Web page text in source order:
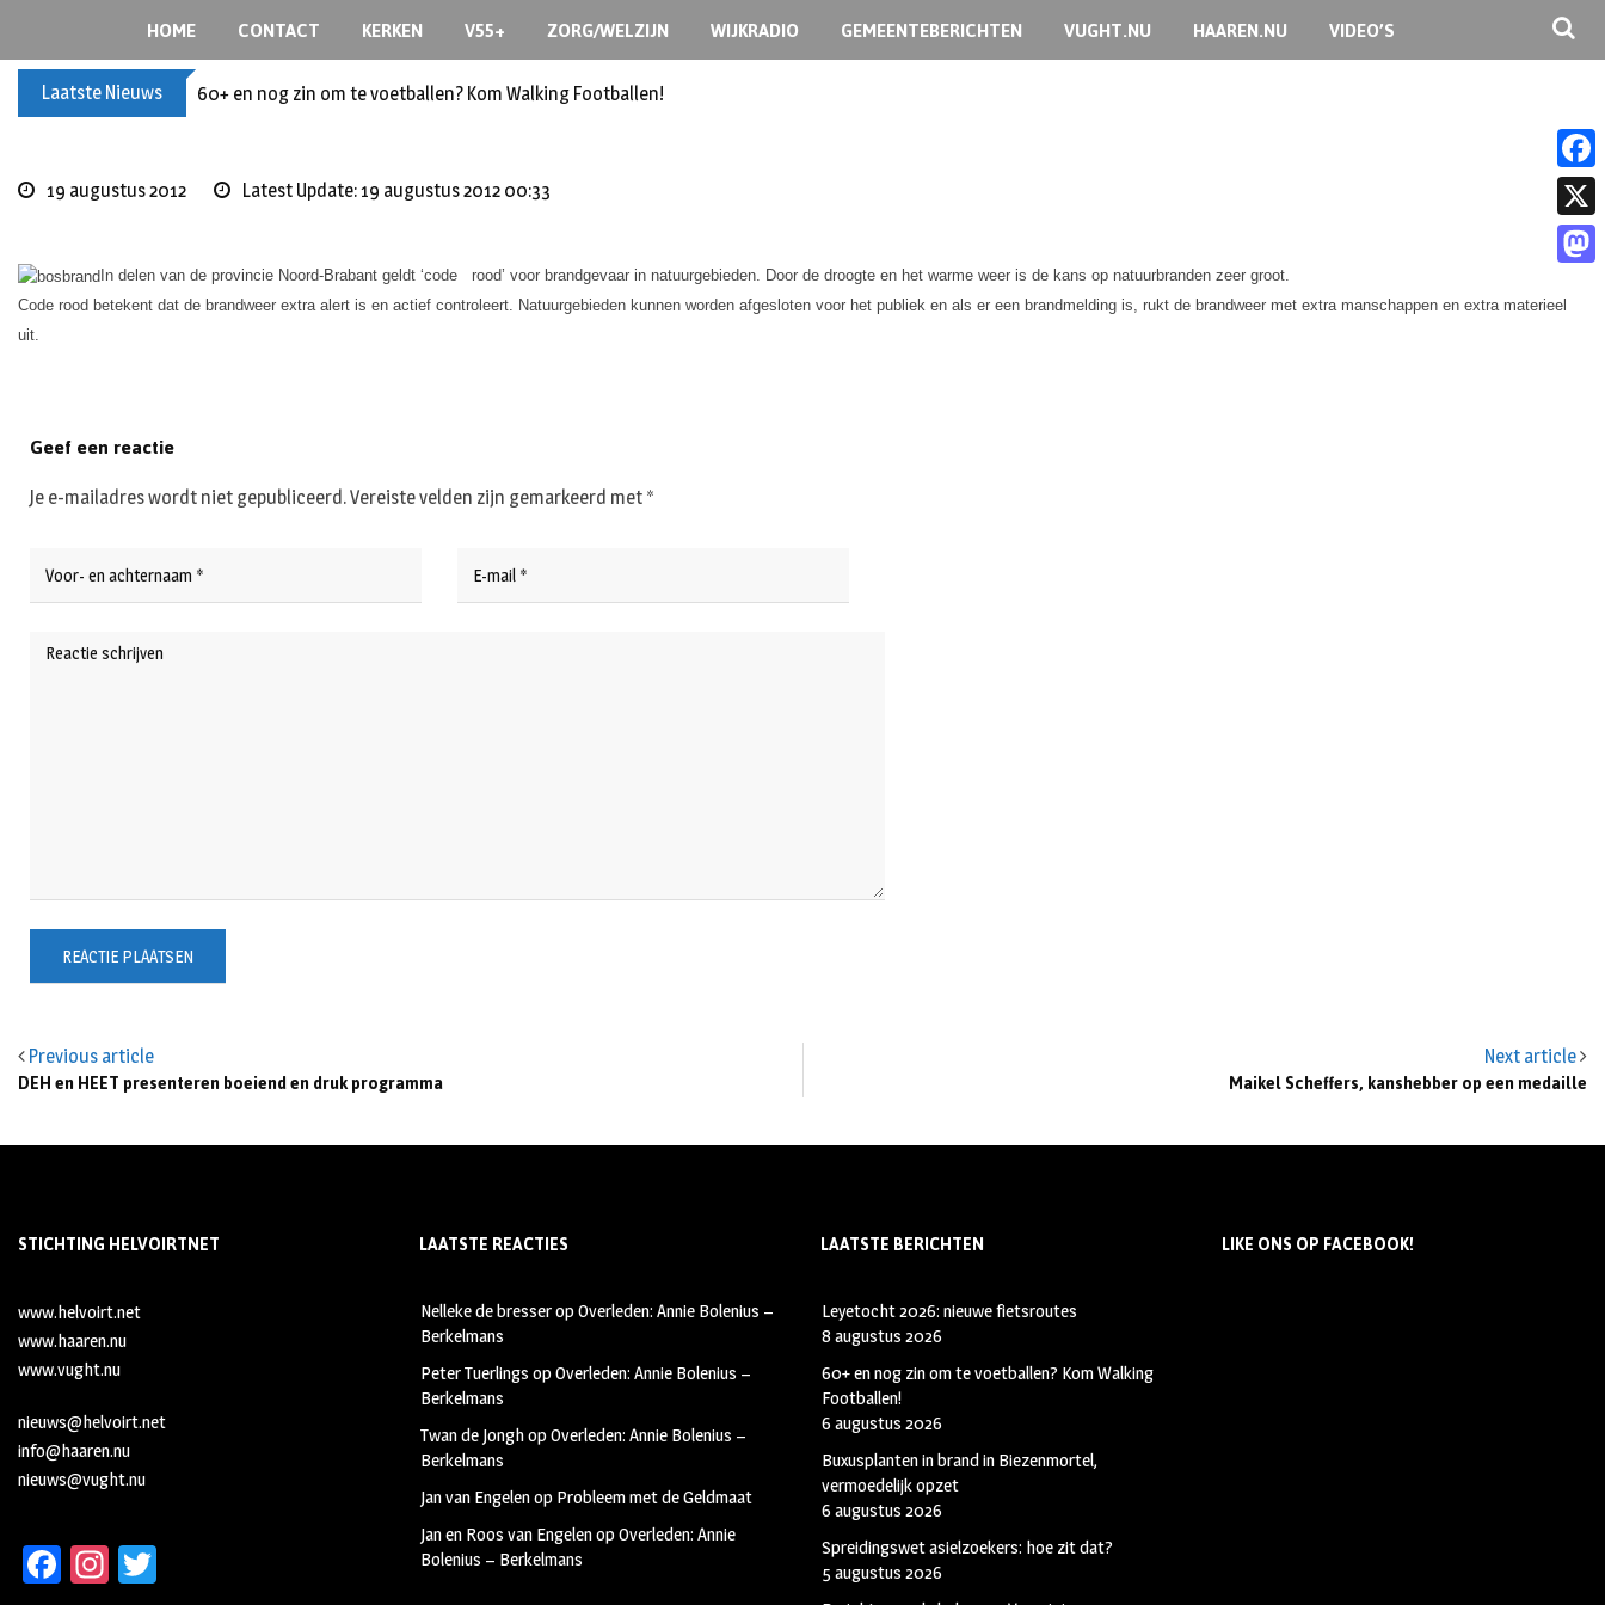
HOME CONTACT KERKEN V55+ ZORG/WELZIJN WIJKRADIO GEMEENTEBERICHTEN VUGHT.NU HAAREN.NU VIDEO’S
Laatste Nieuws 60+ en nog zin om te voetballen? Kom Walking Footballen!
19 augustus 2012 Latest Update: 19 augustus 2012 00:33
In delen van de provincie Noord-Brabant geldt ‘code rood’ voor brandgevaar in natuurgebieden. Door de droogte en het warme weer is de kans op natuurbranden zeer groot.
Code rood betekent dat de brandweer extra alert is en actief controleert. Natuurgebieden kunnen worden afgesloten voor het publiek en als er een brandmelding is, rukt de brandweer met extra manschappen en extra materieel
uit.
Previous article
DEH en HEET presenteren boeiend en druk programma
Next article
Maikel Scheffers, kanshebber op een medaille
Geef een reactie
Je e-mailadres wordt niet gepubliceerd.Vereiste velden zijn gemarkeerd met *
STICHTING HELVOIRTNET
www.helvoirt.net
www.haaren.nu
www.vught.nu
nieuws@helvoirt.net
info@haaren.nu
nieuws@vught.nu
Fa In
LAATSTE REACTIES
Nelleke de bresseropOverleden: Annie Bolenius –
Berkelmans
Peter Tuerlings opOverleden: Annie Bolenius –
Berkelmans
Twan de JonghopOverleden: Annie Bolenius –
Berkelmans
Jan van Engelenop Probleem met de Geldmaat
Jan en Roos van EngelenopOverleden: Annie
Bolenius – Berkelmans
LAATSTE BERICHTEN
Leyetocht 2026: nieuwe fietsroutes
8 augustus 2026
60+ en nog zin om te voetballen? Kom Walking
Footballen!
6 augustus 2026
Buxusplanten in brand in Biezenmortel,
vermoedelijk opzet
6 augustus 2026
Spreidingswet asielzoekers: hoe zit dat?
5 augustus 2026
LIKE ONS OP FACEBOOK!
F
a
c
e
X